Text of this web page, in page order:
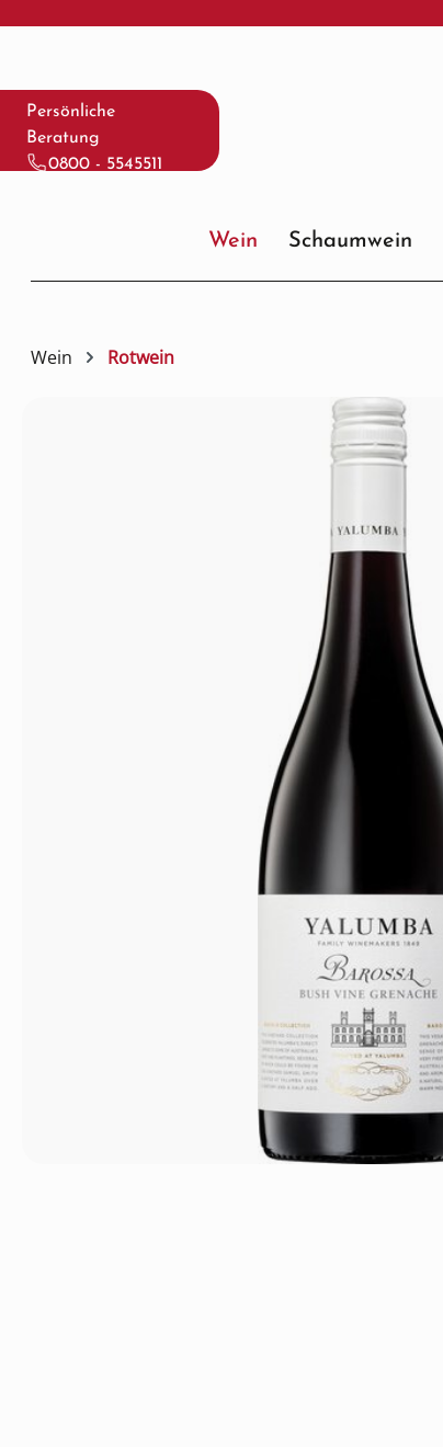
Hauptinhalt springen
Zur Suche springen
Zur Hauptnavigation springen
Persönliche
Beratung
0800 - 5545511
Wein Schaumwein
Wein Rotwein